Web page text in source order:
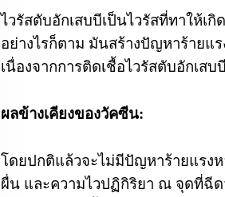
ไวรัสตับอักเสบบีเป็นไวรัสที่ทาให้เ
อย่างไรก็ตาม มันสร้างปัญหาร้ายแ
เนื่องจากการติดเชื้อไวรัสตับอักเส
ผลข้างเคียงของวัคซีน:
โดยปกติแล้วจะไม่มีปัญหาร้ายแรงห
ผื่น และความไวปฏิกิริยา ณ จุดที่ฉีด